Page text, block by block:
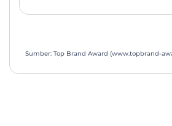
Sumber: Top Brand Award (www.topbrand-